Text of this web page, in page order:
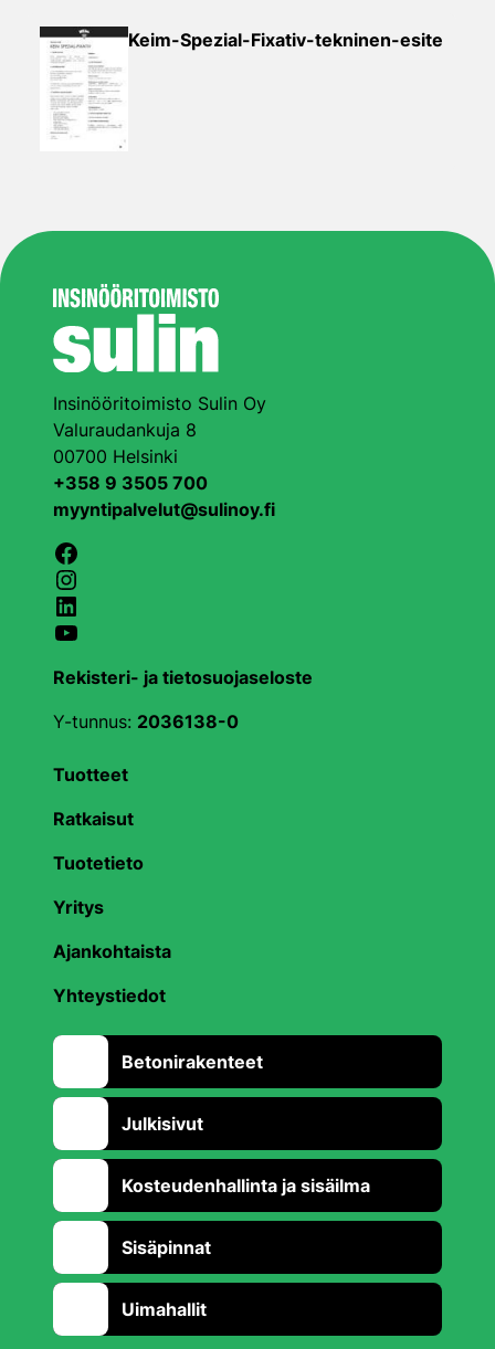
Keim-Spezial-Fixativ-tekninen-esite
Insinööritoimisto Sulin Oy
Valuraudankuja 8
00700 Helsinki
+358 9 3505 700
myyntipalvelut@sulinoy.fi
Facebook
Instagram
LinkedIn
YouTube
Rekisteri- ja tietosuojaseloste
Y-tunnus: 2036138-0
Tuotteet
Ratkaisut
Tuotetieto
Yritys
Ajankohtaista
Yhteystiedot
Betonirakenteet
Julkisivut
Kosteudenhallinta ja sisäilma
Sisäpinnat
Uimahallit